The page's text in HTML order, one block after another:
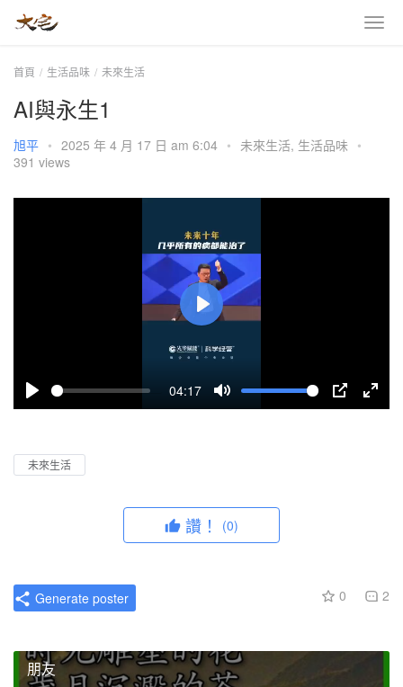
首頁 生活品味 未來生活
AI與永生1
旭平 • 2025 年 4 月 17 日 am 6:04 • 未來生活, 生活品味 •
391 views
P
a
04:17
M
P
E
l
c
P
l
未來生活
讚！ (0)
0 2
Generate poster
朋友